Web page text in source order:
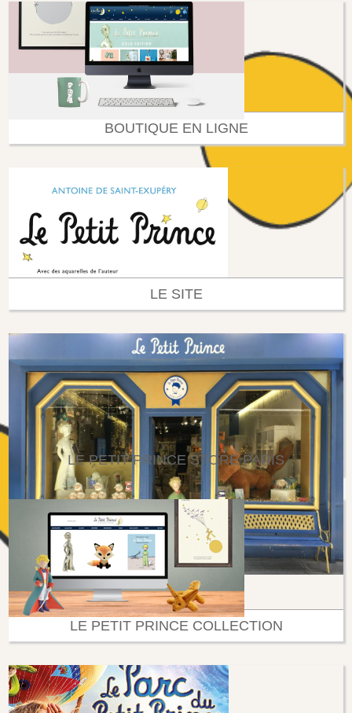
BOUTIQUE EN LIGNE
LE SITE
LE PETIT PRINCE STORE PARIS
LE PETIT PRINCE COLLECTION